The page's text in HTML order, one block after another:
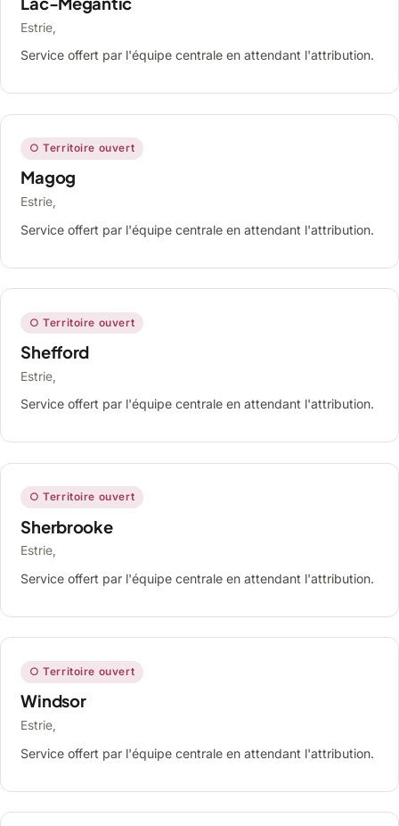
Estrie,
Service offert par l'équipe centrale en attendant l'attribution.
○ Territoire ouvert
Magog
Estrie,
Service offert par l'équipe centrale en attendant l'attribution.
○ Territoire ouvert
Shefford
Estrie,
Service offert par l'équipe centrale en attendant l'attribution.
○ Territoire ouvert
Sherbrooke
Estrie,
Service offert par l'équipe centrale en attendant l'attribution.
○ Territoire ouvert
Windsor
Estrie,
Service offert par l'équipe centrale en attendant l'attribution.